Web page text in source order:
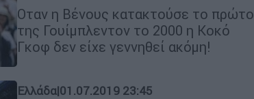
Οταν η Βένους κατακτούσε το πρώτο
της Γουίμπλεντον το 2000 η Κοκό
Γκοφ δεν είχε γεννηθεί ακόμη!
Ελλάδα|01.07.2019 23:45